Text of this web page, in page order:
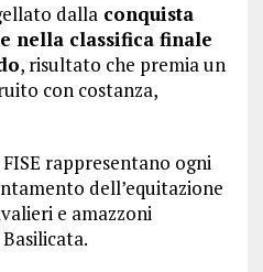
dallaconquista
nella classifica finale
, risultato che premia un
con costanza,
rappresentano ogni
dell’equitazione
e amazzoni